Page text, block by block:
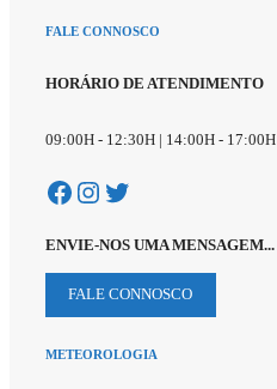
FALE CONNOSCO
HORÁRIO DE ATENDIMENTO
09:00H - 12:30H | 14:00H - 17:00H
Facebook
Instagram
Twitter
ENVIE-NOS UMA MENSAGEM...
FALE CONNOSCO
METEOROLOGIA